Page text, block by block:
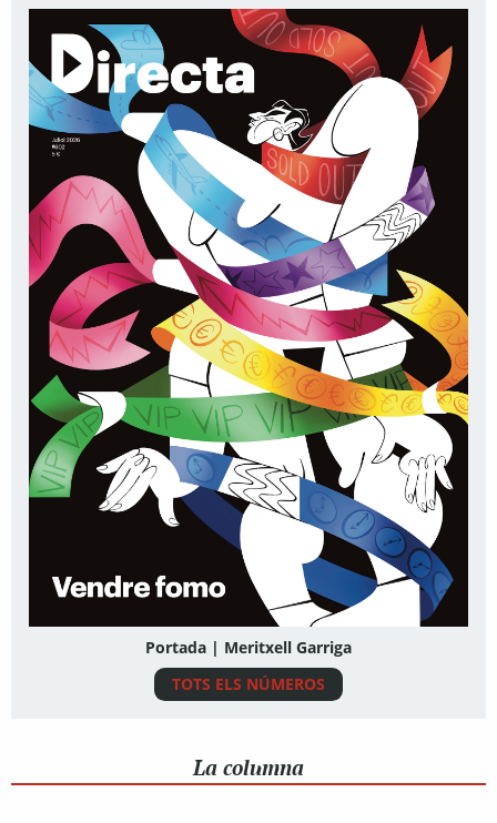
Portada | Meritxell Garriga
TOTS ELS NÚMEROS
La columna